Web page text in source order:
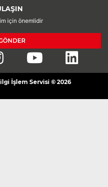
için önemlidir
İşlem Servisi © 2026